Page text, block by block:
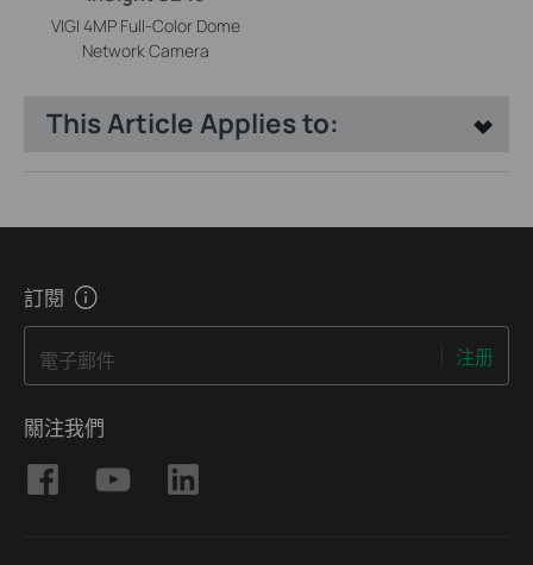
VIGI 4MP Full-Color Dome
Network Camera
This Article Applies to:
訂閱
電子郵件 注册
關注我們